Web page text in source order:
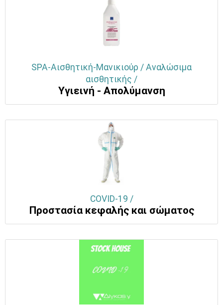
SPA-Αισθητική-Μανικιούρ / Αναλώσιμα
αισθητικής /
Υγιεινή - Απολύμανση
COVID-19 /
Προστασία κεφαλής και σώματος